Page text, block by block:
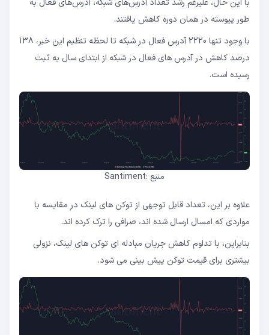
با این حال، علیرغم رشد تعداد آدرس‌های شبکه، آدرس‌های فعال به
طور پیوسته در همان دوره کاهش یافتند.
با وجود تنها 2220 آدرس فعال در شبکه تا لحظه تنظیم این خبر، 138
درصد کاهش در آدرس های فعال در شبکه از ابتدای سال به ثبت
رسیده است.
منبع :Santiment
علاوه بر این، تعداد قابل توجهی از توکن های لینک در مقایسه با
مواردی که امسال ارسال شده اند، صرافی را ترک کرده اند.
بنابراین، با تداوم کاهش جریان مبادله ای توکن های لینک، نزولی
بیشتری برای قیمت توکن پیش بینی می شود.